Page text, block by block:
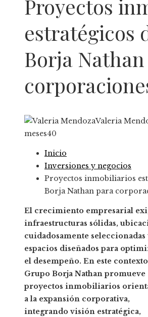
Proyectos
estratégicos
Borja
Valeria
meses40
Inicio
Inversiones y negocios
Proyectos inmobiliarios
Borja Nathan para
El crecimiento empresarial
infraestructuras sólidas,
cuidadosamente seleccionadas
espacios diseñados para
el desempeño. En este
Grupo Borja Nathan promueve
proyectos inmobiliarios
a la expansión corporativa,
integrando visión estratégica,